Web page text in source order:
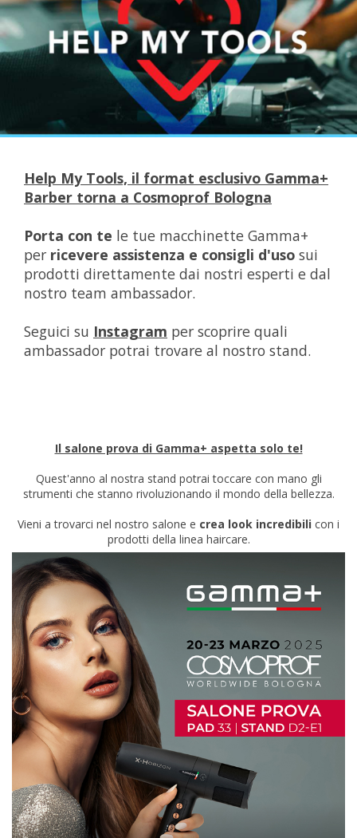
Help My Tools, il format esclusivo Gamma+
Barber torna a Cosmoprof Bologna
Porta con te le tue macchinette Gamma+
per ricevere assistenza e consigli d'uso sui
prodotti direttamente dai nostri esperti e dal
nostro team ambassador.
Seguici su Instagram per scoprire quali
ambassador potrai trovare al nostro stand.
Il salone prova di Gamma+ aspetta solo te!
Quest'anno al nostra stand potrai toccare con mano gli
strumenti che stanno rivoluzionando il mondo della bellezza.
Vieni a trovarci nel nostro salone e crea look incredibili con i
prodotti della linea haircare.